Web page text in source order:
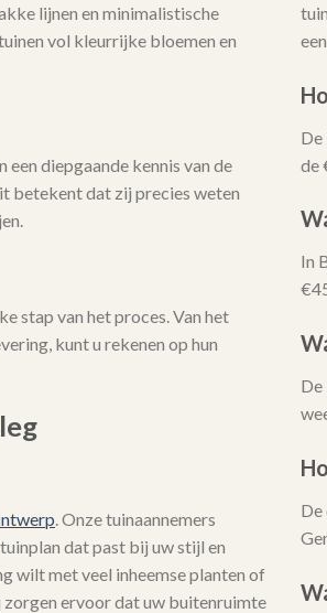
lijnen en minimalistische
vol kleurrijke bloemen en
diepgaande kennis van de
betekent dat zij precies weten
stap van het proces. Van het
kunt u rekenen op hun
. Onze tuinaannemers
dat past bij uw stijl en
wilt met veel inheemse planten of
ervoor dat uw buitenruimte
De
de
In
De
De